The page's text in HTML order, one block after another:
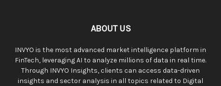
ABOUT US
INVYO is the most advanced market intelligence platform in
FinTech, leveraging AI to analyze millions of data in real time.
Through INVYO Insights, clients can access data-driven
insights and sector analysis in all topics related to Digital